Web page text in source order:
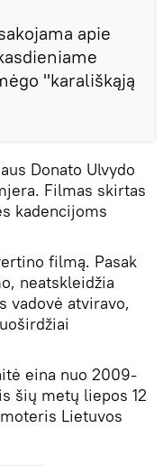
apie
"karališkąją
Donato Ulvydo
Filmas skirtas
kadencijoms
filmą. Pasak
neatskleidžia
vadovė atviravo,
eina nuo 2009-
šių metų liepos 12
Lietuvos